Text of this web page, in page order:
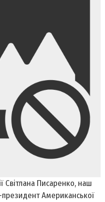
Світлана Писаренко, наш
президент Американської